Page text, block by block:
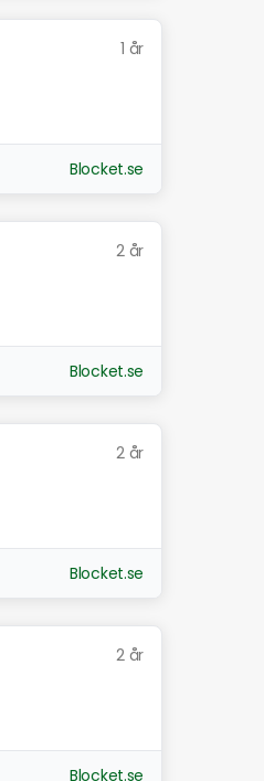
1 år
Blocket.se
2 år
Blocket.se
2 år
Blocket.se
2 år
Blocket.se